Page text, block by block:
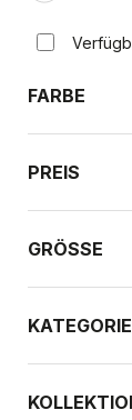
FARBE
PREIS
GRÖSSE
KATEGORIE